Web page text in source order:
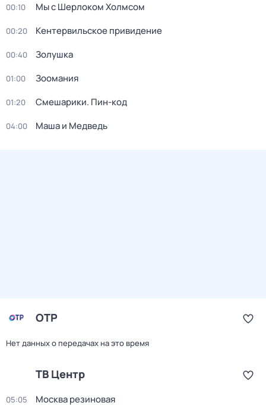
00:10 Мы с Шерлоком Холмсом
00:20 Кентервильское привидение
00:40 Золушка
01:00 Зоомания
01:20 Смешарики. Пин-код
04:00 Маша и Медведь
ОТР
Нет данных о передачах на это время
ТВ Центр
05:05 Москва резиновая